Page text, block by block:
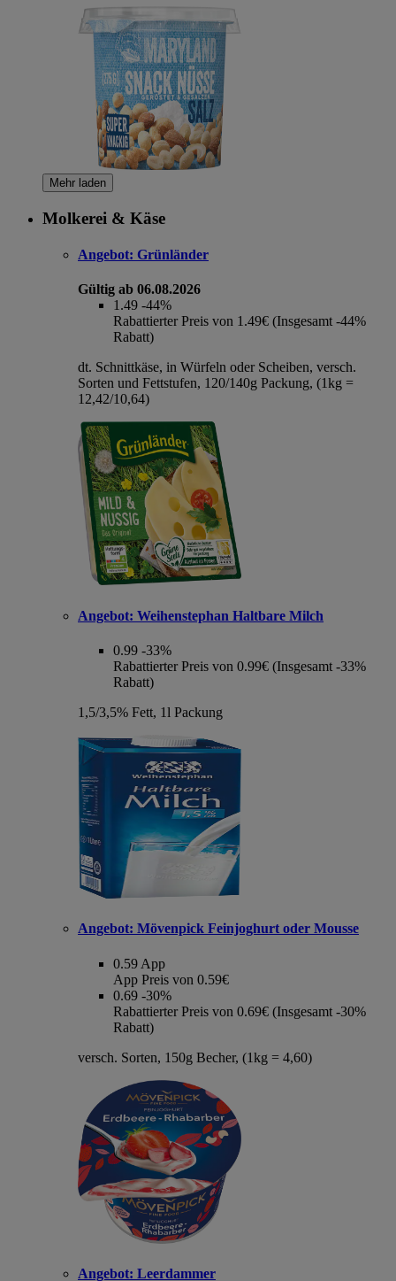
Mehr laden
Molkerei & Käse
Angebot: Grünländer
Gültig ab 06.08.2026
1.49 -44%
Rabattierter Preis von 1.49€ (Insgesamt -44%
Rabatt)
dt. Schnittkäse, in Würfeln oder Scheiben, versch.
Sorten und Fettstufen, 120/140g Packung, (1kg =
12,42/10,64)
Angebot: Weihenstephan Haltbare Milch
0.99 -33%
Rabattierter Preis von 0.99€ (Insgesamt -33%
Rabatt)
1,5/3,5% Fett, 1l Packung
Angebot: Mövenpick Feinjoghurt oder Mousse
0.59 App
App Preis von 0.59€
0.69 -30%
Rabattierter Preis von 0.69€ (Insgesamt -30%
Rabatt)
versch. Sorten, 150g Becher, (1kg = 4,60)
Angebot: Leerdammer